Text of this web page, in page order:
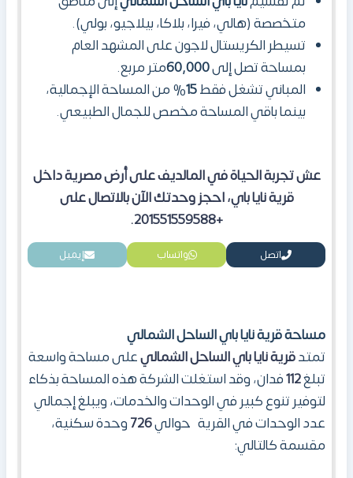
متخصصة (هالي، فيرا، بلاكا، بيلاجيو، بولي).
تسيطر الكريستال لاجون على المشهد العام
بمساحة تصل إلى60,000متر مربع.
المباني تشغل فقط15% من المساحة الإجمالية،
بينما باقي المساحة مخصص للجمال الطبيعي.
عش تجربة الحياة في المالديف على أرض مصرية داخل
قرية نايا باي، احجز وحدتك الآن بالاتصال على
+201551559588.
اتصل واتساب إيميل
مساحة قرية نايا باي الساحل الشمالي
تمتدقرية نايا باي الساحل الشماليعلى مساحة واسعة
تبلغ112فدان، وقد استغلت الشركة هذه المساحة بذكاء
لتوفير تنوع كبير في الوحدات والخدمات، ويبلغ إجمالي
عدد الوحدات في القريةحوالي726وحدة سكنية،
مقسمة كالتالي: